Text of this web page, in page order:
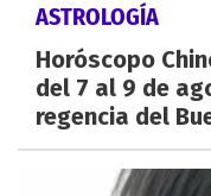
ASTROLOGÍA
Horóscopo
del 7 al 9 de
regencia del